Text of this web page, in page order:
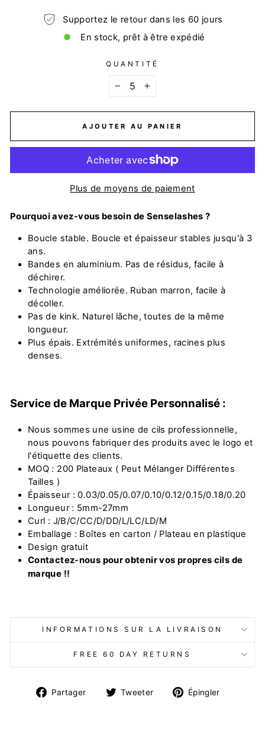
Supportez le retour dans les 60 jours
En stock, prêt à être expédié
QUANTITÉ
+
AJOUTER AU PANIER
Plus de moyens de paiement
Pourquoi avez-vous besoin de Senselashes ?
Boucle stable. Boucle et épaisseur stables jusqu'à 3
ans.
Bandes en aluminium. Pas de résidus, facile à
déchirer.
Technologie améliorée. Ruban marron, facile à
décoller.
Pas de kink. Naturel lâche, toutes de la même
longueur.
Plus épais. Extrémités uniformes, racines plus
denses.
Service de Marque Privée Personnalisé :
Nous sommes une usine de cils professionnelle,
nous pouvons fabriquer des produits avec le logo et
l'étiquette des clients.
MOQ : 200 Plateaux ( Peut Mélanger Différentes
Tailles )
Épaisseur : 0.03/0.05/0.07/0.10/0.12/0.15/0.18/0.20
Longueur : 5mm-27mm
Curl : J/B/C/CC/D/DD/L/LC/LD/M
Emballage : Boîtes en carton / Plateau en plastique
Design gratuit
Contactez-nous pour obtenir vos propres cils de
marque !!
INFORMATIONS SUR LA LIVRAISON
FREE 60 DAY RETURNS
Partager
PartagerTweeter
TweeterÉpingler